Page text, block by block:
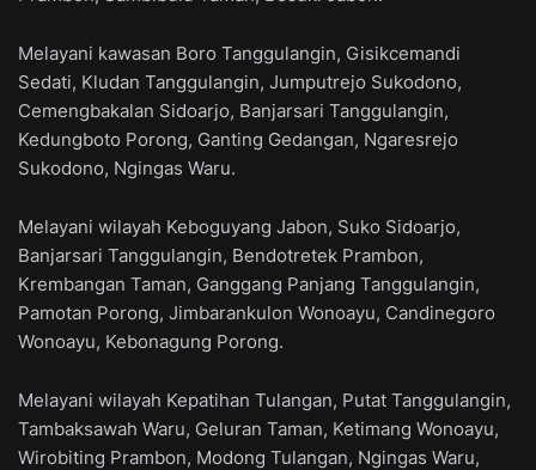
Melayani kawasan Boro Tanggulangin, Gisikcemandi
Sedati, Kludan Tanggulangin, Jumputrejo Sukodono,
Cemengbakalan Sidoarjo, Banjarsari Tanggulangin,
Kedungboto Porong, Ganting Gedangan, Ngaresrejo
Sukodono, Ngingas Waru.
Melayani wilayah Keboguyang Jabon, Suko Sidoarjo,
Banjarsari Tanggulangin, Bendotretek Prambon,
Krembangan Taman, Ganggang Panjang Tanggulangin,
Pamotan Porong, Jimbarankulon Wonoayu, Candinegoro
Wonoayu, Kebonagung Porong.
Melayani wilayah Kepatihan Tulangan, Putat Tanggulangin,
Tambaksawah Waru, Geluran Taman, Ketimang Wonoayu,
Wirobiting Prambon, Modong Tulangan, Ngingas Waru,